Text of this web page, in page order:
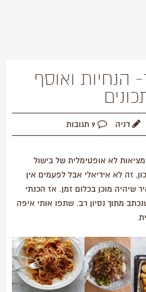
הנחיות ואוסף
דניה
לא אופטימלית של בישול
זה לא אידיאלי אבל לפעמים אין
מוכן בכלום זמן. אז הכנתי
מתוך נסיון רב. שתפו אותי איפה